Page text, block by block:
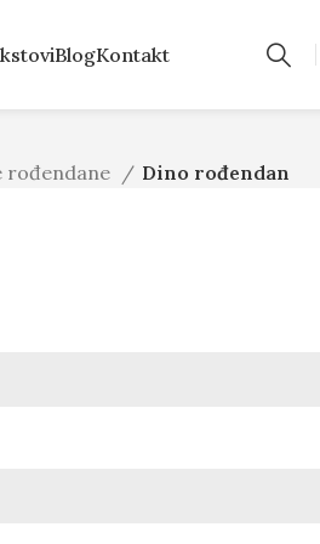
BlogKontakt
rođendane Dino rođendan